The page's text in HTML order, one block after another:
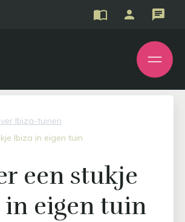
Ibiza-tuinen
Ibiza in eigen tuin
een stukje
eigen tuin